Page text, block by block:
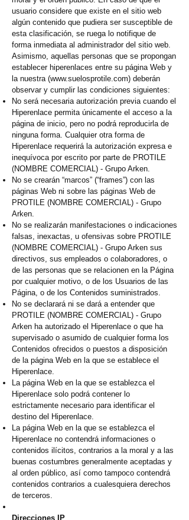
usuario considere que existe en el sitio web
algún contenido que pudiera ser susceptible de
esta clasificación, se ruega lo notifique de
forma inmediata al administrador del sitio web.
Asimismo, aquellas personas que se propongan
establecer hiperenlaces entre su página Web y
la nuestra (www.suelosprotile.com) deberán
observar y cumplir las condiciones siguientes:
No será necesaria autorización previa cuando el
Hiperenlace permita únicamente el acceso a la
página de inicio, pero no podrá reproducirla de
ninguna forma. Cualquier otra forma de
Hiperenlace requerirá la autorización expresa e
inequívoca por escrito por parte de PROTILE
(NOMBRE COMERCIAL) - Grupo Arken.
No se crearán “marcos” (“frames”) con las
páginas Web ni sobre las páginas Web de
PROTILE (NOMBRE COMERCIAL) - Grupo
Arken.
No se realizarán manifestaciones o indicaciones
falsas, inexactas, u ofensivas sobre PROTILE
(NOMBRE COMERCIAL) - Grupo Arken sus
directivos, sus empleados o colaboradores, o
de las personas que se relacionen en la Página
por cualquier motivo, o de los Usuarios de las
Página, o de los Contenidos suministrados.
No se declarará ni se dará a entender que
PROTILE (NOMBRE COMERCIAL) - Grupo
Arken ha autorizado el Hiperenlace o que ha
supervisado o asumido de cualquier forma los
Contenidos ofrecidos o puestos a disposición
de la página Web en la que se establece el
Hiperenlace.
La página Web en la que se establezca el
Hiperenlace solo podrá contener lo
estrictamente necesario para identificar el
destino del Hiperenlace.
La página Web en la que se establezca el
Hiperenlace no contendrá informaciones o
contenidos ilícitos, contrarios a la moral y a las
buenas costumbres generalmente aceptadas y
al orden público, así como tampoco contendrá
contenidos contrarios a cualesquiera derechos
de terceros.
Direcciones IP